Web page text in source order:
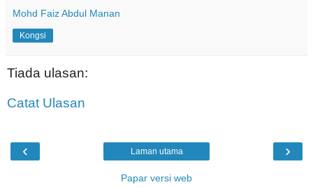
Mohd Faiz Abdul Manan
Kongsi
Tiada ulasan:
Catat Ulasan
‹ ›
Laman utama
Papar versi web